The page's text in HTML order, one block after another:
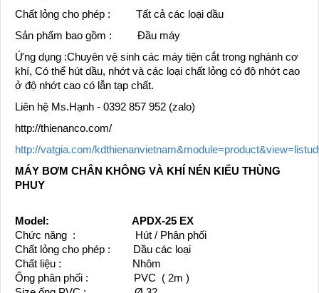
Chất lỏng cho phép : Tất cả các loại dầu
Sản phẩm bao gồm : Đầu máy
Ứng dụng :Chuyên vệ sinh các máy tiện cắt trong nghành cơ
khí, Có thể hút dầu, nhớt và các loại chất lỏng có độ nhớt cao
ở độ nhớt cao có lẫn tạp chất.
Liên hệ Ms.Hạnh - 0392 857 952 (zalo)
http://thienanco.com/
http://vatgia.com/
MÁY BƠM CHÂN KHÔNG VÀ KHÍ NÉN KIỂU THÙNG
PHUY
Model: APDX-25 EX
Chức năng : Hút / Phân phối
Chất lỏng cho phép : Dầu các loại
Chất liệu : Nhôm
Ống phân phối : PVC ( 2m )